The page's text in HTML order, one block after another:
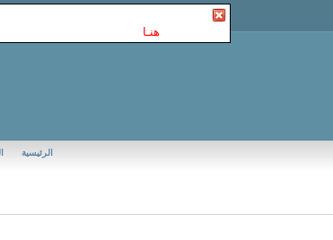
هنـا
الرئيسية